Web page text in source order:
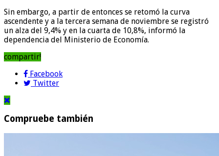
Sin embargo, a partir de entonces se retomó la curva
ascendente y a la tercera semana de noviembre se registró
un alza del 9,4% y en la cuarta de 10,8%, informó la
dependencia del Ministerio de Economía.
compartir!
Facebook
Twitter
Compruebe también